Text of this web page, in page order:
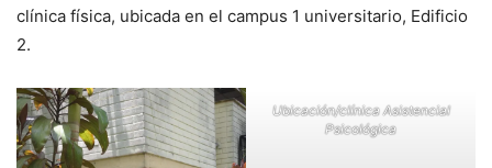
clínica física, ubicada en el campus 1 universitario, Edificio
2.
Ubicación/clínica Asistencial
Psicológica